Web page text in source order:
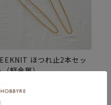
ほつれ止2本セッ
（軽金属）